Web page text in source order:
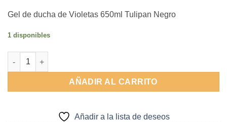
Gel de ducha de Violetas 650ml Tulipan Negro
1 disponibles
Gel de ducha de Violetas 650ml Tulipan Negro cantidad
AÑADIR AL CARRITO
Añadir a la lista de deseos